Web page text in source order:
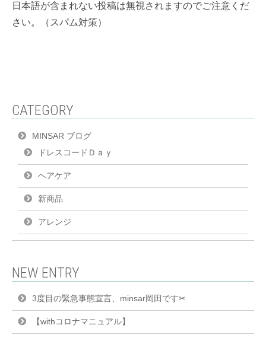
日本語が含まれない投稿は無視されますのでご注意くだ
さい。（スパム対策）
CATEGORY
MINSAR ブログ
ドレスコードＤａｙ
ヘアケア
新商品
アレンジ
NEW ENTRY
3度目の緊急事態宣言、minsar岡田です✂︎
【withコロナマニュアル】